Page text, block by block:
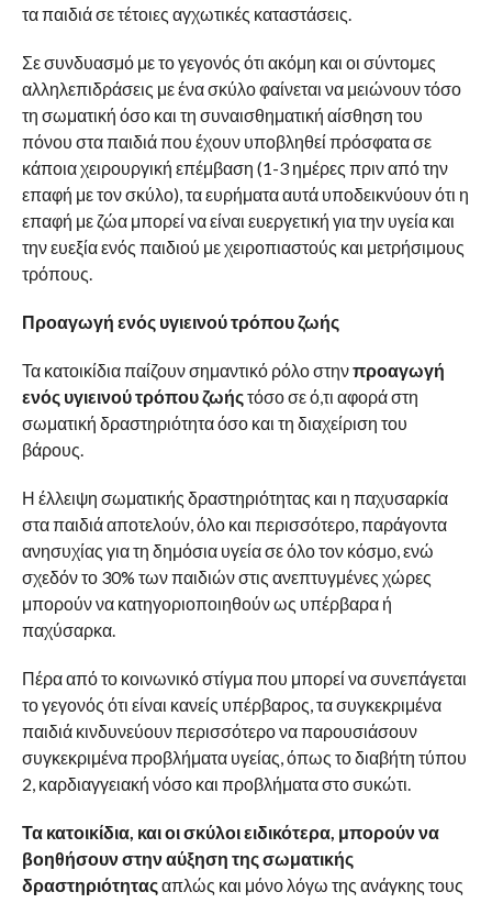
τα παιδιά σε τέτοιες αγχωτικές καταστάσεις.
Σε συνδυασμό με το γεγονός ότι ακόμη και οι σύντομες
αλληλεπιδράσεις με ένα σκύλο φαίνεται να μειώνουν τόσο
τη σωματική όσο και τη συναισθηματική αίσθηση του
πόνου στα παιδιά που έχουν υποβληθεί πρόσφατα σε
κάποια χειρουργική επέμβαση (1-3 ημέρες πριν από την
επαφή με τον σκύλο), τα ευρήματα αυτά υποδεικνύουν ότι η
επαφή με ζώα μπορεί να είναι ευεργετική για την υγεία και
την ευεξία ενός παιδιού με χειροπιαστούς και μετρήσιμους
τρόπους.
Προαγωγή ενός υγιεινού τρόπου ζωής
Τα κατοικίδια παίζουν σημαντικό ρόλο στηνπροαγωγή
ενός υγιεινού τρόπου ζωήςτόσο σε ό,τι αφορά στη
σωματική δραστηριότητα όσο και τη διαχείριση του
βάρους.
Η έλλειψη σωματικής δραστηριότητας και η παχυσαρκία
στα παιδιά αποτελούν, όλο και περισσότερο, παράγοντα
ανησυχίας για τη δημόσια υγεία σε όλο τον κόσμο, ενώ
σχεδόν το 30% των παιδιών στις ανεπτυγμένες χώρες
μπορούν να κατηγοριοποιηθούν ως υπέρβαρα ή
παχύσαρκα.
Πέρα από το κοινωνικό στίγμα που μπορεί να συνεπάγεται
το γεγονός ότι είναι κανείς υπέρβαρος, τα συγκεκριμένα
παιδιά κινδυνεύουν περισσότερο να παρουσιάσουν
συγκεκριμένα προβλήματα υγείας, όπως το διαβήτη τύπου
2, καρδιαγγειακή νόσο και προβλήματα στο συκώτι.
Τα κατοικίδια, και οι σκύλοι ειδικότερα, μπορούν να
βοηθήσουν στην αύξηση της σωματικής
δραστηριότηταςαπλώς και μόνο λόγω της ανάγκης τους